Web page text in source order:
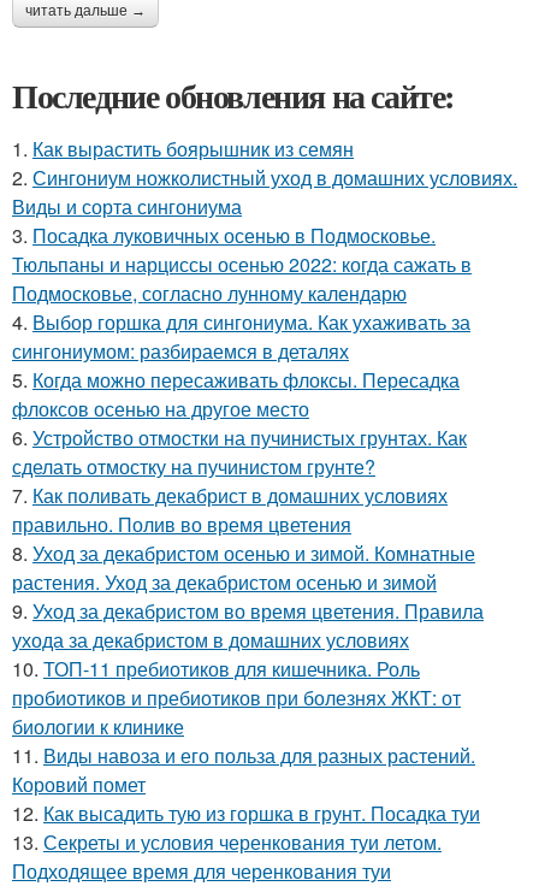
читать дальше →
Последние обновления на сайте:
1. Как вырастить боярышник из семян
2. Сингониум ножколистный уход в домашних условиях.
Виды и сорта сингониума
3. Посадка луковичных осенью в Подмосковье.
Тюльпаны и нарциссы осенью 2022: когда сажать в
Подмосковье, согласно лунному календарю
4. Выбор горшка для сингониума. Как ухаживать за
сингониумом: разбираемся в деталях
5. Когда можно пересаживать флоксы. Пересадка
флоксов осенью на другое место
6. Устройство отмостки на пучинистых грунтах. Как
сделать отмостку на пучинистом грунте?
7. Как поливать декабрист в домашних условиях
правильно. Полив во время цветения
8. Уход за декабристом осенью и зимой. Комнатные
растения. Уход за декабристом осенью и зимой
9. Уход за декабристом во время цветения. Правила
ухода за декабристом в домашних условиях
10. ТОП-11 пребиотиков для кишечника. Роль
пробиотиков и пребиотиков при болезнях ЖКТ: от
биологии к клинике
11. Виды навоза и его польза для разных растений.
Коровий помет
12. Как высадить тую из горшка в грунт. Посадка туи
13. Секреты и условия черенкования туи летом.
Подходящее время для черенкования туи